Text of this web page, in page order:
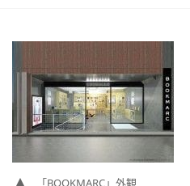
「BOOKMARC」外観